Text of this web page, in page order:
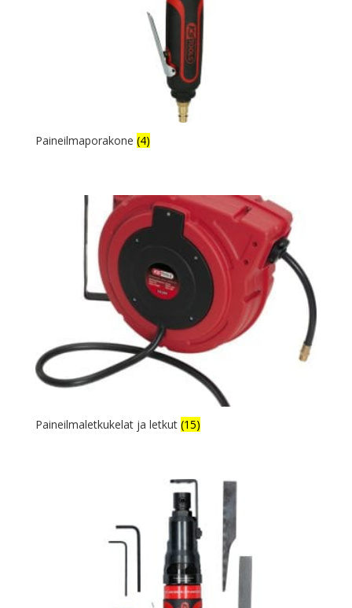
Paineilmaporakone (4)
Paineilmaletkukelat ja letkut (15)